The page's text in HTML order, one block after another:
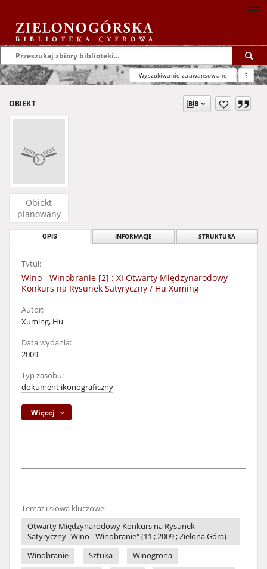
Wyszukiwanie zaawansowane ?
OBIEKT
Obiekt
planowany
OPIS INFORMACJE STRUKTURA
Tytuł:
Wino - Winobranie [2] : XI Otwarty Międzynarodowy
Konkurs na Rysunek Satyryczny / Hu Xuming
Autor:
Xuming, Hu
Data wydania:
2009
Typ zasobu:
dokument ikonograficzny
Więcej
Temat i słowa kluczowe:
Otwarty Międzynarodowy Konkurs na Rysunek
Satyryczny "Wino - Winobranie" (11 ; 2009 ; Zielona Góra)
Winobranie
Sztuka
Winogrona